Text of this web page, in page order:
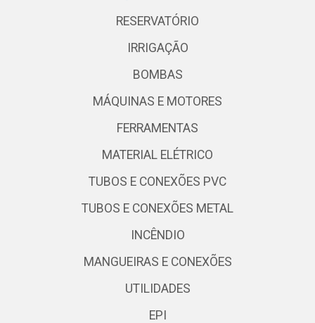
RESERVATÓRIO
IRRIGAÇÃO
BOMBAS
MÁQUINAS E MOTORES
FERRAMENTAS
MATERIAL ELÉTRICO
TUBOS E CONEXÕES PVC
TUBOS E CONEXÕES METAL
INCÊNDIO
MANGUEIRAS E CONEXÕES
UTILIDADES
EPI